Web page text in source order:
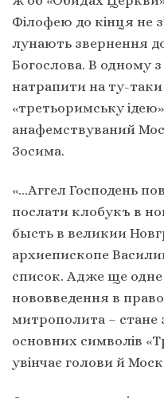
Філофею до кінця не
лунають звернення
Богослова. В одному з
натрапити на ту-таки
«третьоримську
анафемствуваний
Зосима.
«…Аггел Господень
послати клобукъ в
бысть в великии
архиепископе
список. Адже ще
нововведення в
митрополита – стане
основних символів
увінчає голови й